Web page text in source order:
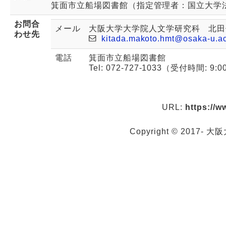
箕面市立船場図書館（指定管理者：国立大学
お問合
わせ先
メール
大阪大学大学院人文学研究科 北
kitada.makoto.hmt@osaka-
電話
箕面市立船場図書館
Tel: 072-727-1033（受付時間:
URL: https://
Copyright © 2017- 大阪